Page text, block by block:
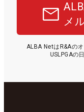
メ
ALBA NetはR&Aの
USLPGAの